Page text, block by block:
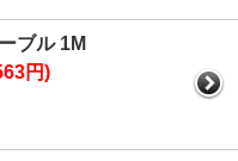
ブル 1M
円)